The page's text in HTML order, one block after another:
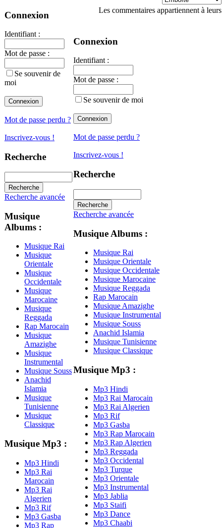
Connexion
Identifiant :
Mot de passe :
Se souvenir de
moi
Mot de passe perdu ?
Inscrivez-vous !
Recherche
Recherche avancée
Musique
Albums :
Musique Rai
Musique
Orientale
Musique
Occidentale
Musique
Marocaine
Musique
Reggada
Rap Marocain
Musique
Amazighe
Musique
Instrumental
Musique Souss
Anachid
Islamia
Musique
Tunisienne
Musique
Classique
Musique Mp3 :
Mp3 Hindi
Mp3 Rai
Marocain
Mp3 Rai
Algerien
Mp3 Rif
Mp3 Gasba
Mp3 Rap
Les commentaires appartiennent à
Connexion
Identifiant :
Mot de passe :
Se souvenir de moi
Mot de passe perdu ?
Inscrivez-vous !
Recherche
Recherche avancée
Musique Albums :
Musique Rai
Musique Orientale
Musique Occidentale
Musique Marocaine
Musique Reggada
Rap Marocain
Musique Amazighe
Musique Instrumental
Musique Souss
Anachid Islamia
Musique Tunisienne
Musique Classique
Musique Mp3 :
Mp3 Hindi
Mp3 Rai Marocain
Mp3 Rai Algerien
Mp3 Rif
Mp3 Gasba
Mp3 Rap Marocain
Mp3 Rap Algerien
Mp3 Reggada
Mp3 Occidental
Mp3 Turque
Mp3 Orientale
Mp3 Instrumental
Mp3 Jablia
Mp3 Staifi
Mp3 Dance
Mp3 Chaabi